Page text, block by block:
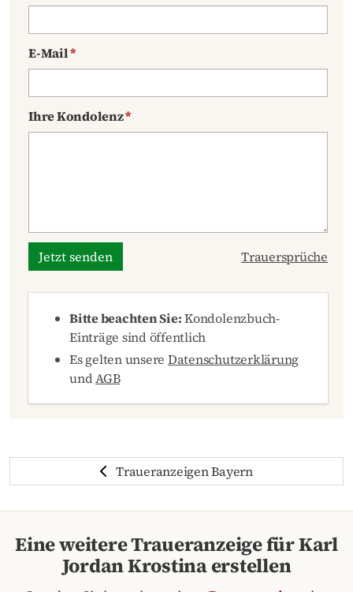
E-Mail*
Ihre Kondolenz*
Jetzt senden Trauersprüche
Bitte beachten Sie:Kondolenzbuch-
Einträge sind öffentlich
Es gelten unsere Datenschutzerklärung
undAGB
Traueranzeigen Bayern
Eine weitere Traueranzeige für Karl
Jordan Krostina erstellen